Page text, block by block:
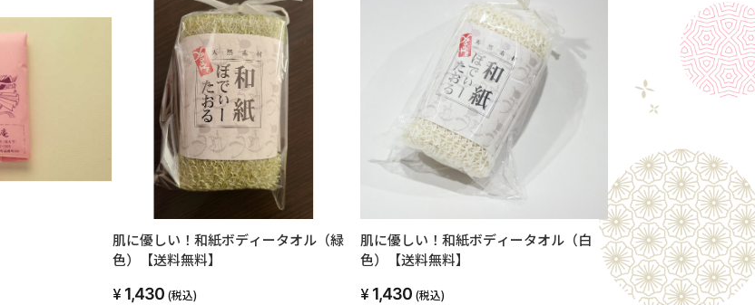
肌に優しい！和紙ボディータオル（緑
色）【送料無料】
1,430 (税込)
肌に優しい！和紙ボディータオル（白
色）【送料無料】
1,430 (税込)